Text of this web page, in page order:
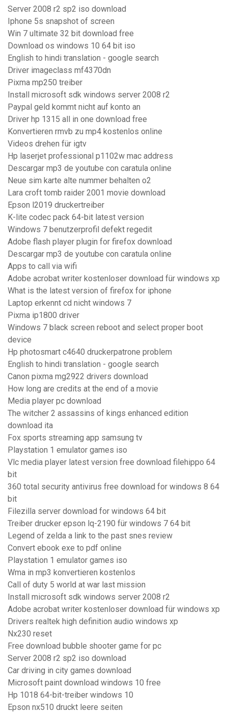
Server 2008 r2 sp2 iso download
Iphone 5s snapshot of screen
Win 7 ultimate 32 bit download free
Download os windows 10 64 bit iso
English to hindi translation - google search
Driver imageclass mf4370dn
Pixma mp250 treiber
Install microsoft sdk windows server 2008 r2
Paypal geld kommt nicht auf konto an
Driver hp 1315 all in one download free
Konvertieren rmvb zu mp4 kostenlos online
Videos drehen für igtv
Hp laserjet professional p1102w mac address
Descargar mp3 de youtube con caratula online
Neue sim karte alte nummer behalten o2
Lara croft tomb raider 2001 movie download
Epson l2019 druckertreiber
K-lite codec pack 64-bit latest version
Windows 7 benutzerprofil defekt regedit
Adobe flash player plugin for firefox download
Descargar mp3 de youtube con caratula online
Apps to call via wifi
Adobe acrobat writer kostenloser download für windows xp
What is the latest version of firefox for iphone
Laptop erkennt cd nicht windows 7
Pixma ip1800 driver
Windows 7 black screen reboot and select proper boot
device
Hp photosmart c4640 druckerpatrone problem
English to hindi translation - google search
Canon pixma mg2922 drivers download
How long are credits at the end of a movie
Media player pc download
The witcher 2 assassins of kings enhanced edition
download ita
Fox sports streaming app samsung tv
Playstation 1 emulator games iso
Vlc media player latest version free download filehippo 64
bit
360 total security antivirus free download for windows 8 64
bit
Filezilla server download for windows 64 bit
Treiber drucker epson lq-2190 für windows 7 64 bit
Legend of zelda a link to the past snes review
Convert ebook exe to pdf online
Playstation 1 emulator games iso
Wma in mp3 konvertieren kostenlos
Call of duty 5 world at war last mission
Install microsoft sdk windows server 2008 r2
Adobe acrobat writer kostenloser download für windows xp
Drivers realtek high definition audio windows xp
Nx230 reset
Free download bubble shooter game for pc
Server 2008 r2 sp2 iso download
Car driving in city games download
Microsoft paint download windows 10 free
Hp 1018 64-bit-treiber windows 10
Epson nx510 druckt leere seiten